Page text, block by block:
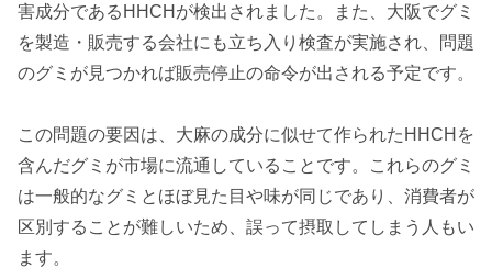
害成分であるHHCHが検出されました。また、大阪でグミ
を製造・販売する会社にも立ち入り検査が実施され、問題
のグミが見つかれば販売停止の命令が出される予定です。
この問題の要因は、大麻の成分に似せて作られたHHCHを
含んだグミが市場に流通していることです。これらのグミ
は一般的なグミとほぼ見た目や味が同じであり、消費者が
区別することが難しいため、誤って摂取してしまう人もい
ます。